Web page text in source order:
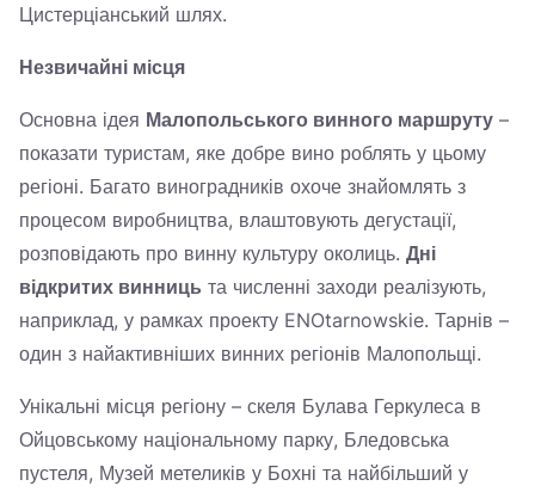
Цистерціанський шлях.
Незвичайні місця
Основна ідея Малопольського винного маршруту –
показати туристам, яке добре вино роблять у цьому
регіоні. Багато виноградників охоче знайомлять з
процесом виробництва, влаштовують дегустації,
розповідають про винну культуру околиць. Дні
відкритих винниць та численні заходи реалізують,
наприклад, у рамках проекту ENOtarnowskie. Тарнів –
один з найактивніших винних регіонів Малопольщі.
Унікальні місця регіону – скеля Булава Геркулеса в
Ойцовському національному парку, Бледовська
пустеля, Музей метеликів у Бохні та найбільший у